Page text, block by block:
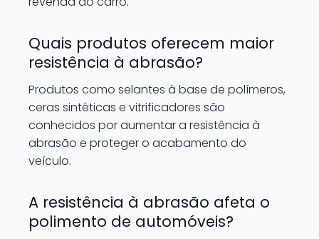
Quais produtos oferecem maior
resistência à abrasão?
Produtos como selantes à base de polímeros,
ceras sintéticas e vitrificadores são
conhecidos por aumentar a resistência à
abrasão e proteger o acabamento do
veículo.
A resistência à abrasão afeta o
polimento de automóveis?